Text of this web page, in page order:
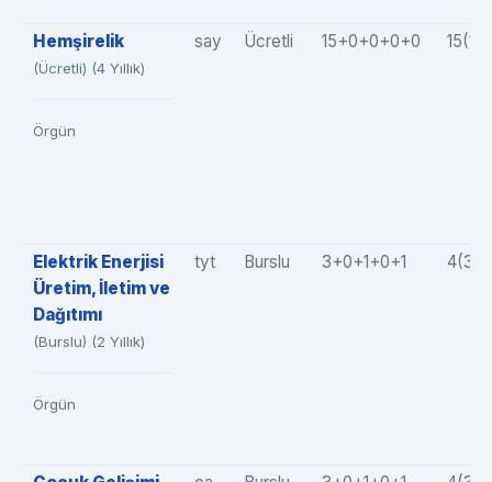
Hemşirelik
(Ücretli) (4 Yıllık)
Örgün
say Ücretli 15+0+0+0+0
Elektrik Enerjisi
Üretim, İletim ve
Dağıtımı
(Burslu) (2 Yıllık)
Örgün
tyt Burslu 3+0+1+0+1